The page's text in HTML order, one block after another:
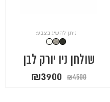
ניתן להשיג בצבע:
שולחן ניו יורק לבן
₪4500
המחיר₪3900